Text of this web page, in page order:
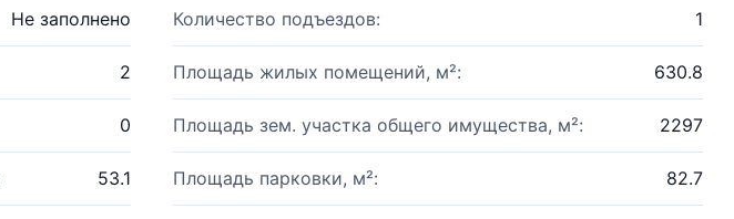
Не заполнено Количество подъездов: 1
2 Площадь жилых помещений, м²: 630.8
0 Площадь зем. участка общего имущества, м²: 2297
53.1 Площадь парковки, м²: 82.7